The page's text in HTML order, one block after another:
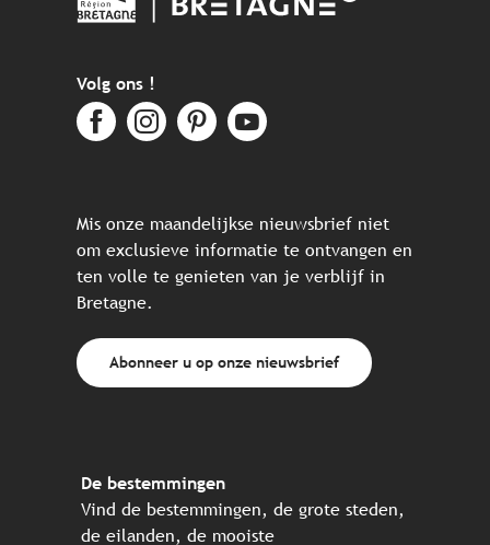
Volg ons !
Mis onze maandelijkse nieuwsbrief niet
om exclusieve informatie te ontvangen en
ten volle te genieten van je verblijf in
Bretagne.
Abonneer u op onze nieuwsbrief
De bestemmingen
Vind de bestemmingen, de grote steden,
de eilanden, de mooiste